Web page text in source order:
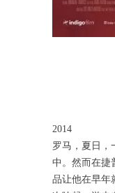
2014
罗马，夏日，
中。然而在捷
品让他在早年